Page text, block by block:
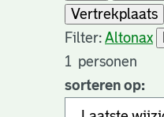
Vertrekplaats
Filter: Altonax
1 personen
sorteren op: